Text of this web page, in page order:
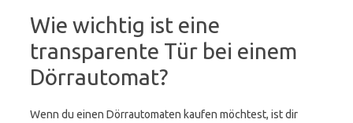
Wie wichtig ist eine
transparente Tür bei einem
Dörrautomat?
Wenn du einen Dörrautomaten kaufen möchtest, ist dir